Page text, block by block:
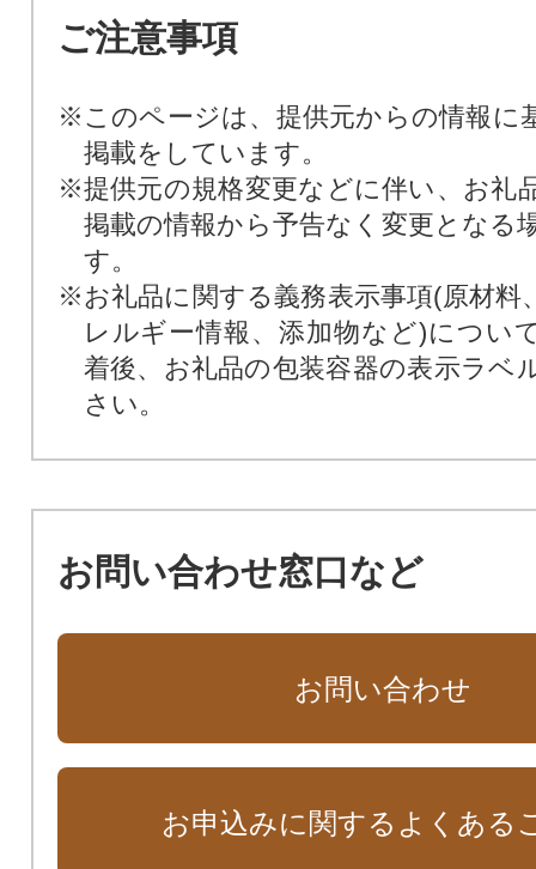
ご注意事項
※このページは、提供元からの情報に
掲載をしています。
※提供元の規格変更などに伴い、お礼
掲載の情報から予告なく変更となる
す。
※お礼品に関する義務表示事項(原材料
レルギー情報、添加物など)につい
着後、お礼品の包装容器の表示ラベ
さい。
お問い合わせ窓口など
お問い合わせ
お申込みに関するよくある